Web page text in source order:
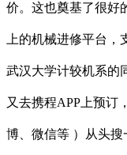
价。这也奠基了很好
上的机械进修平台
武汉大学计较机系的
又去携程APP上预订
博、微信等 ）从头